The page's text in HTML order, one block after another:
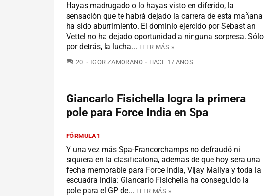
Hayas madrugado o lo hayas visto en diferido, la
sensación que te habrá dejado la carrera de esta mañana
ha sido aburrimiento. El dominio ejercido por Sebastian
Vettel no ha dejado oportunidad a ninguna sorpresa. Sólo
por detrás, la lucha... LEER MÁS »
20 COMENTARIOS
IGOR ZAMORANO HACE 17 AÑOS
Giancarlo Fisichella logra la primera
pole para Force India en Spa
FÓRMULA1
Y una vez más Spa-Francorchamps no defraudó ni
siquiera en la clasificatoria, además de que hoy será una
fecha memorable para Force India, Vijay Mallya y toda la
escuadra india: Giancarlo Fisichella ha conseguido la
pole para el GP de... LEER MÁS »